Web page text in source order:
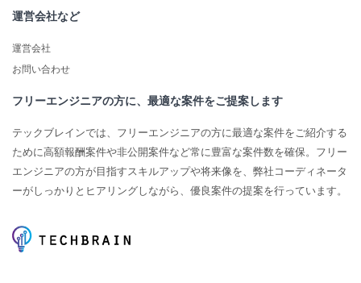
運営会社など
運営会社
お問い合わせ
フリーエンジニアの方に、最適な案件をご提案します
テックブレインでは、フリーエンジニアの方に最適な案件をご紹介する
ために高額報酬案件や非公開案件など常に豊富な案件数を確保。フリー
エンジニアの方が目指すスキルアップや将来像を、弊社コーディネータ
ーがしっかりとヒアリングしながら、優良案件の提案を行っています。